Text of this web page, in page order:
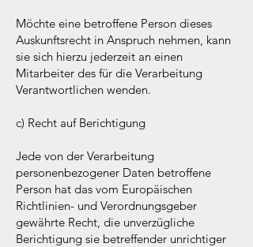
Möchte eine betroffene Person dieses
Auskunftsrecht in Anspruch nehmen, kann
sie sich hierzu jederzeit an einen
Mitarbeiter des für die Verarbeitung
Verantwortlichen wenden.
c) Recht auf Berichtigung
Jede von der Verarbeitung
personenbezogener Daten betroffene
Person hat das vom Europäischen
Richtlinien- und Verordnungsgeber
gewährte Recht, die unverzügliche
Berichtigung sie betreffender unrichtiger